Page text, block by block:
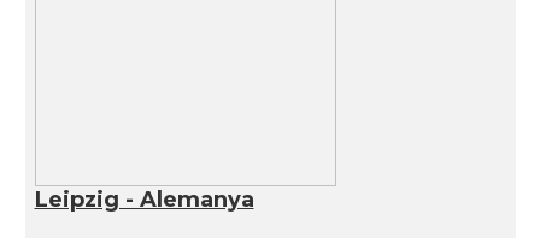
Leipzig - Alemanya